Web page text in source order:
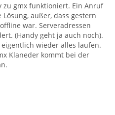
zu gmx funktioniert. Ein Anruf
außer, dass gestern
war. Serveradressen
(Handy geht ja auch noch).
wieder alles laufen.
Klaneder kommt bei der